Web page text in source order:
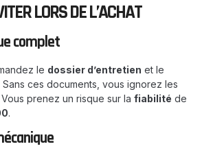
LORS DE L’ACHAT
complet
le dossier d’entretien et le
Sans ces documents, vous ignorez les
prenez un risque sur la fiabilité de
.